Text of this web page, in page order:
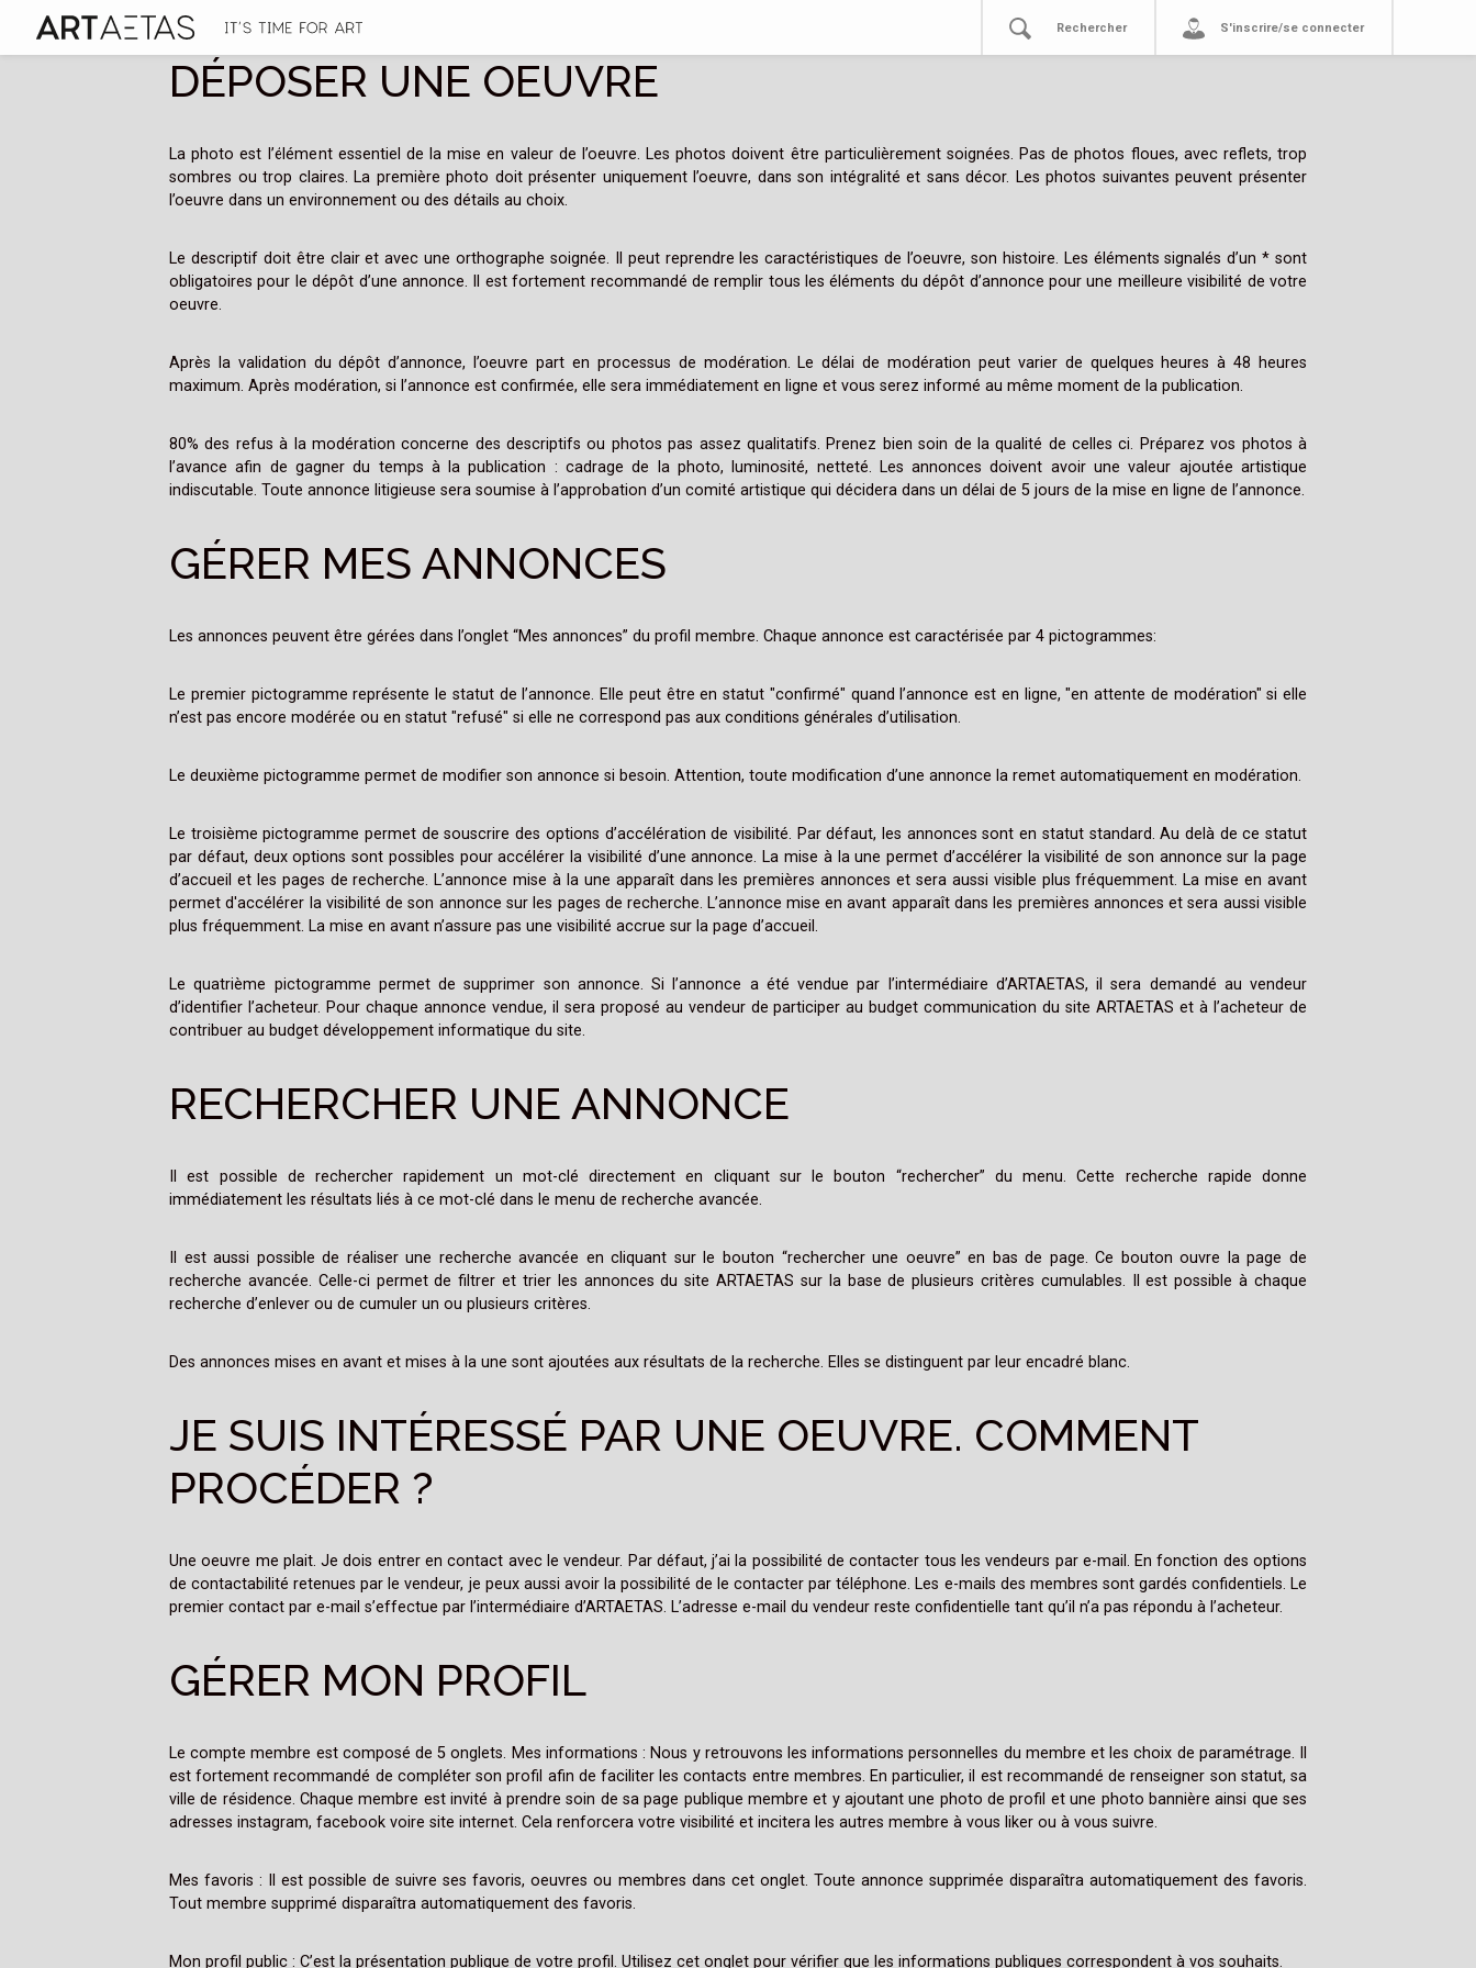
Rechercher S'inscrire/se connecter
DÉPOSER UNE OEUVRE
La photo est l’élément essentiel de la mise en valeur de l’oeuvre. Les photos doivent être particulièrement soignées. Pas de photos floues, avec reflets, trop
sombres ou trop claires. La première photo doit présenter uniquement l’oeuvre, dans son intégralité et sans décor. Les photos suivantes peuvent présenter
l’oeuvre dans un environnement ou des détails au choix.
Le descriptif doit être clair et avec une orthographe soignée. Il peut reprendre les caractéristiques de l’oeuvre, son histoire. Les éléments signalés d’un * sont
obligatoires pour le dépôt d’une annonce. Il est fortement recommandé de remplir tous les éléments du dépôt d’annonce pour une meilleure visibilité de votre
oeuvre.
Après la validation du dépôt d’annonce, l’oeuvre part en processus de modération. Le délai de modération peut varier de quelques heures à 48 heures
maximum. Après modération, si l’annonce est confirmée, elle sera immédiatement en ligne et vous serez informé au même moment de la publication.
80% des refus à la modération concerne des descriptifs ou photos pas assez qualitatifs. Prenez bien soin de la qualité de celles ci. Préparez vos photos à
l’avance afin de gagner du temps à la publication : cadrage de la photo, luminosité, netteté. Les annonces doivent avoir une valeur ajoutée artistique
indiscutable. Toute annonce litigieuse sera soumise à l’approbation d’un comité artistique qui décidera dans un délai de 5 jours de la mise en ligne de l’annonce.
GÉRER MES ANNONCES
Les annonces peuvent être gérées dans l’onglet “Mes annonces” du profil membre. Chaque annonce est caractérisée par 4 pictogrammes:
Le premier pictogramme représente le statut de l’annonce. Elle peut être en statut "confirmé" quand l’annonce est en ligne, "en attente de modération" si elle
n’est pas encore modérée ou en statut "refusé" si elle ne correspond pas aux conditions générales d’utilisation.
Le deuxième pictogramme permet de modifier son annonce si besoin. Attention, toute modification d’une annonce la remet automatiquement en modération.
Le troisième pictogramme permet de souscrire des options d’accélération de visibilité. Par défaut, les annonces sont en statut standard. Au delà de ce statut
par défaut, deux options sont possibles pour accélérer la visibilité d’une annonce. La mise à la une permet d’accélérer la visibilité de son annonce sur la page
d’accueil et les pages de recherche. L’annonce mise à la une apparaît dans les premières annonces et sera aussi visible plus fréquemment. La mise en avant
permet d'accélérer la visibilité de son annonce sur les pages de recherche. L’annonce mise en avant apparaît dans les premières annonces et sera aussi visible
plus fréquemment. La mise en avant n’assure pas une visibilité accrue sur la page d’accueil.
Le quatrième pictogramme permet de supprimer son annonce. Si l’annonce a été vendue par l’intermédiaire d’ARTAETAS, il sera demandé au vendeur
d’identifier l’acheteur. Pour chaque annonce vendue, il sera proposé au vendeur de participer au budget communication du site ARTAETAS et à l’acheteur de
contribuer au budget développement informatique du site.
RECHERCHER UNE ANNONCE
Il est possible de rechercher rapidement un mot-clé directement en cliquant sur le bouton “rechercher” du menu. Cette recherche rapide donne
immédiatement les résultats liés à ce mot-clé dans le menu de recherche avancée.
Il est aussi possible de réaliser une recherche avancée en cliquant sur le bouton “rechercher une oeuvre” en bas de page. Ce bouton ouvre la page de
recherche avancée. Celle-ci permet de filtrer et trier les annonces du site ARTAETAS sur la base de plusieurs critères cumulables. Il est possible à chaque
recherche d’enlever ou de cumuler un ou plusieurs critères.
Des annonces mises en avant et mises à la une sont ajoutées aux résultats de la recherche. Elles se distinguent par leur encadré blanc.
JE SUIS INTÉRESSÉ PAR UNE OEUVRE. COMMENT
PROCÉDER ?
Une oeuvre me plait. Je dois entrer en contact avec le vendeur. Par défaut, j’ai la possibilité de contacter tous les vendeurs par e-mail. En fonction des options
de contactabilité retenues par le vendeur, je peux aussi avoir la possibilité de le contacter par téléphone. Les e-mails des membres sont gardés confidentiels. Le
premier contact par e-mail s’effectue par l’intermédiaire d’ARTAETAS. L’adresse e-mail du vendeur reste confidentielle tant qu’il n’a pas répondu à l’acheteur.
GÉRER MON PROFIL
Le compte membre est composé de 5 onglets. Mes informations : Nous y retrouvons les informations personnelles du membre et les choix de paramétrage. Il
est fortement recommandé de compléter son profil afin de faciliter les contacts entre membres. En particulier, il est recommandé de renseigner son statut, sa
ville de résidence. Chaque membre est invité à prendre soin de sa page publique membre et y ajoutant une photo de profil et une photo bannière ainsi que ses
adresses instagram, facebook voire site internet. Cela renforcera votre visibilité et incitera les autres membre à vous liker ou à vous suivre.
Mes favoris : Il est possible de suivre ses favoris, oeuvres ou membres dans cet onglet. Toute annonce supprimée disparaîtra automatiquement des favoris.
Tout membre supprimé disparaîtra automatiquement des favoris.
Mon profil public : C’est la présentation publique de votre profil. Utilisez cet onglet pour vérifier que les informations publiques correspondent à vos souhaits.